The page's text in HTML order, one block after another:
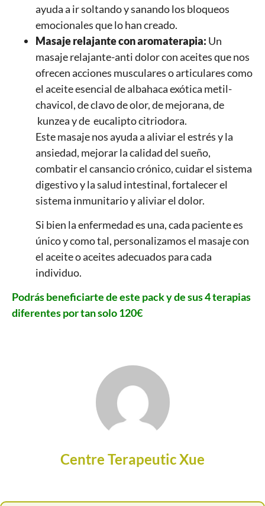
ayuda a ir soltando y sanando los bloqueos
emocionales que lo han creado.
Masaje relajante con aromaterapia: Un
masaje relajante-anti dolor con aceites que nos
ofrecen acciones musculares o articulares como
el aceite esencial de albahaca exótica metil-
chavicol, de clavo de olor, de mejorana, de
kunzea y de eucalipto citriodora.
Este masaje nos ayuda a aliviar el estrés y la
ansiedad, mejorar la calidad del sueño,
combatir el cansancio crónico, cuidar el sistema
digestivo y la salud intestinal, fortalecer el
sistema inmunitario y aliviar el dolor.
Si bien la enfermedad es una, cada paciente es
único y como tal, personalizamos el masaje con
el aceite o aceites adecuados para cada
individuo.
Podrás beneficiarte de este pack y de sus 4 terapias
diferentes por tan solo 120€
Centre Terapeutic Xue